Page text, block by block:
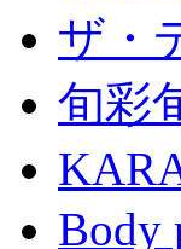
ザ・
旬彩
Body